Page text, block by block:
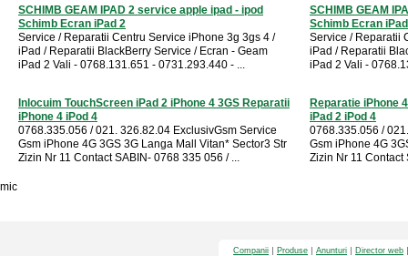
SCHIMB GEAM IPAD 2 service apple ipad - ipod
Schimb Ecran iPad 2
Service / Reparatii Centru Service iPhone 3g 3gs 4 /
iPad / Reparatii BlackBerry Service / Ecran - Geam
iPad 2 Vali - 0768.131.651 - 0731.293.440 - ...
SCHIMB GEAM
Schimb Ecran
Service / Reparatii
iPad / Reparatii
iPad 2 Vali -
Inlocuim TouchScreen iPad 2 iPhone 4 3GS Reparatii
iPhone 4 iPod 4
0768.335.056 / 021. 326.82.04 ExclusivGsm Service
Gsm iPhone 4G 3GS 3G Langa Mall Vitan* Sector3 Str
Zizin Nr 11 Contact SABIN- 0768 335 056 / ...
Reparatie iPhone
iPad 2 iPod 4
0768.335.056 /
Gsm iPhone 4G
Zizin Nr 11 Contact
mic
Companii Produse Anunturi Director web